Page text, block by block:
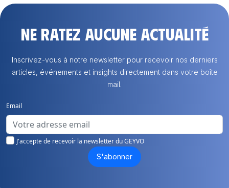
Ne ratez aucune actualité
Inscrivez-vous à notre newsletter pour recevoir nos derniers
articles, événements et insights directement dans votre boîte
mail.
Email
J'accepte de recevoir la newsletter du GEYVO
S'abonner